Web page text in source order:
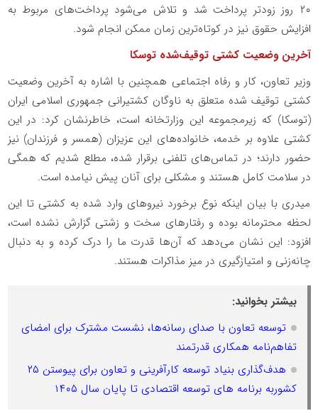
۲۰ روز زودتر پرداخت شد و تلاش می‌شود پرداخت‌های مربوط به
افزایش حقوق نیز در کوتاه‌ترین زمان ممکن انجام شود.
آخرین وضعیت کشتی توقیف‌شده توسکا
وزیر تعاون، کار و رفاه اجتماعی همچنین با اشاره به آخرین وضعیت
کشتی توقیف شده متعلق به ناوگان کشتیرانی جمهوری اسلامی ایران
(توسکا) که زیرمجموعه این وزارتخانه است، خاطرنشان کرد: در این
کشتی علاوه بر خدمه، خانواده‌های این عزیزان (همسر و فرزندان) نیز
حضور دارند؛ در تماس‌های تلفنی برقرار شده، مطلع شدیم که همگی
در سلامت کامل هستند و مشکلی برای آنان پیش نیامده است.
میدری با بیان اینکه نوع برخورد نیروهای وارد شده به کشتی تا این
لحظه محترمانه بوده و رفتارهای سخت و زشتی گزارش نشده است،
افزود: این نشان می‌دهد که آن‌ها قدرت ما را درک کرده و به دنبال
چانه‌زنی و امتیازگیری در میز مذاکرات هستند.
بیشتر بخوانید:
توسعه تعاون با صدای رسانه‌ها، نشست مشترک برای امضای
تفاهم‌نامه همکاری قدرتمند
هدف‌گذاری بنیاد توسعه کارآفرینی و تعاون برای پیوستن ۲۵
کشوربه برنامه های توسعه اقتصادی تا پایان سال ۱۴۰۵